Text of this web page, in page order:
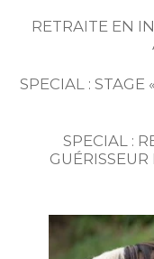
RETRAITE EN
SPECIAL :
SPECIAL :